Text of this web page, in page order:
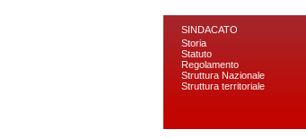
SINDACATO
Storia
Statuto
Regolamento
Struttura Nazionale
Struttura territoriale